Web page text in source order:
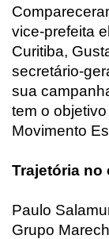
vice-prefeita
Curitiba,
secretário-
sua
tem o
Movimento
Trajetória no
Paulo
Grupo